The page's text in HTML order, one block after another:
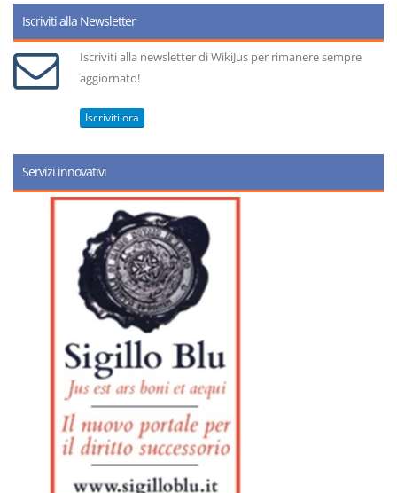
Iscriviti alla Newsletter
Iscriviti alla newsletter di WikiJus per rimanere sempre
aggiornato!
Iscriviti ora
Servizi innovativi